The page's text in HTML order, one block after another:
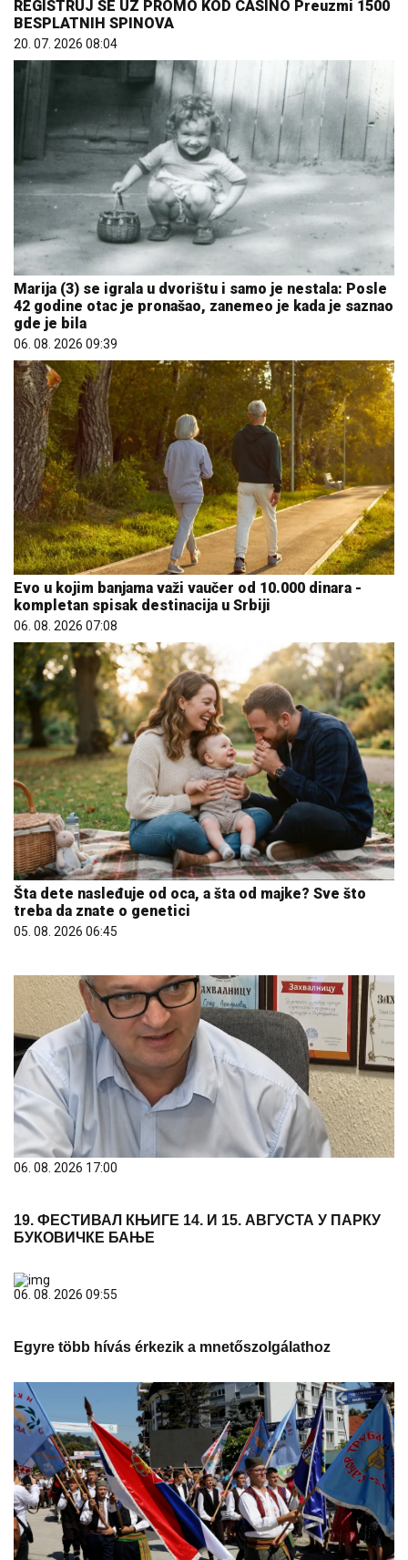
REGISTRUJ SE UZ PROMO KOD CASINO Preuzmi 1500
BESPLATNIH SPINOVA
20. 07. 2026 08:04
Marija (3) se igrala u dvorištu i samo je nestala: Posle
42 godine otac je pronašao, zanemeo je kada je saznao
gde je bila
06. 08. 2026 09:39
Evo u kojim banjama važi vaučer od 10.000 dinara -
kompletan spisak destinacija u Srbiji
06. 08. 2026 07:08
Šta dete nasleđuje od oca, a šta od majke? Sve što
treba da znate o genetici
05. 08. 2026 06:45
06. 08. 2026 17:00
19. ФЕСТИВАЛ КЊИГЕ 14. И 15. АВГУСТА У ПАРКУ
БУКОВИЧКЕ БАЊЕ
06. 08. 2026 09:55
Egyre több hívás érkezik a mnetőszolgálathoz